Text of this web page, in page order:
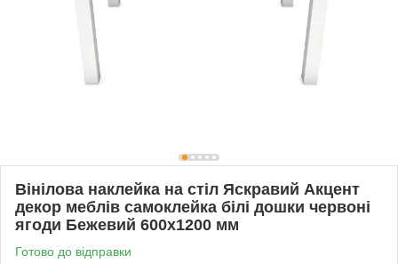
Вінілова наклейка на стіл Яскравий Акцент
декор меблів самоклейка білі дошки червоні
ягоди Бежевий 600х1200 мм
Готово до відправки